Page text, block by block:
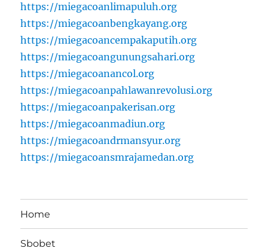
https://miegacoanlimapuluh.org
https://miegacoanbengkayang.org
https://miegacoancempakaputih.org
https://miegacoangunungsahari.org
https://miegacoanancol.org
https://miegacoanpahlawanrevolusi.org
https://miegacoanpakerisan.org
https://miegacoanmadiun.org
https://miegacoandrmansyur.org
https://miegacoansmrajamedan.org
Home
Sbobet